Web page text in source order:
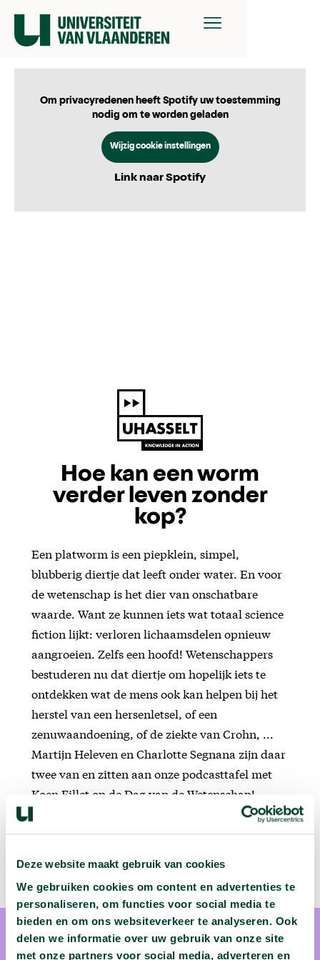
Deze website maakt gebruik van cookies
We gebruiken cookies om content en advertenties te
personaliseren, om functies voor social media te
bieden en om ons websiteverkeer te analyseren. Ook
delen we informatie over uw gebruik van onze site
met onze partners voor social media, adverteren en
Om privacyredenen heeft Spotify uw toestemming
nodig om te worden geladen
Wijzig cookie instellingen
Link naar Spotify
Hoe kan een worm
verder leven zonder
kop?
Een platworm is een piepklein, simpel,
blubberig diertje dat leeft onder water. En voor
de wetenschap is het dier van onschatbare
waarde. Want ze kunnen iets wat totaal science
fiction lijkt: verloren lichaamsdelen opnieuw
aangroeien. Zelfs een hoofd! Wetenschappers
bestuderen nu dat diertje om hopelijk iets te
ontdekken wat de mens ook kan helpen bij het
herstel van een hersenletsel, of een
zenuwaandoening, of de ziekte van Crohn, ...
Martijn Heleven en Charlotte Segnana zijn daar
twee van en zitten aan onze podcasttafel met
Koen Fillet op de Dag van de Wetenschap!